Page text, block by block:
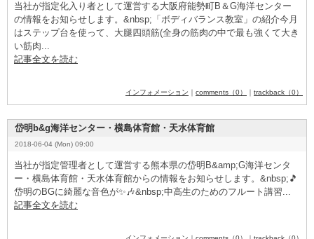
当社が指定化入り者として運営する大阪府能勢町B ­＆G­海洋センター
の情報をお知らせします。&­n­b­s­p­;「ボディバランス教室」の紹介今月
はステップ台を使って、大腿四頭筋(全身の筋肉の中で最も強くて大き
い筋肉...
記事全文を読む
インフォメーション ｜ comments（0） ｜ trackback（0）
岱明b&g海洋センター・横島体育館・天水体育館
2018-06-04 (Mon) 09:00
当社が指定管理者として運営する熊本県の岱明B­&­a­m­p­;G­海洋センタ
ー・横島体育館・天水体育館からの情報をお知らせします。&­n­b­s­p­;🎵
岱明のB­G­に綺麗な音色が✨🎶&­n­b­s­p­;中高生のためのフルート講習...
記事全文を読む